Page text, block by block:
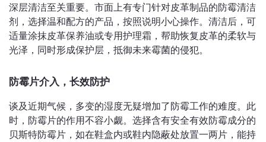
深层清洁至关重要。市面上有专门针对皮革制品的防霉清洁
剂，选择温和配方的产品，按照说明小心操作。清洁后，可
适量涂抹皮革保养油或专用护理霜，帮助恢复皮革的柔软与
光泽，同时形成保护层，抵御未来霉菌的侵犯。
防霉片介入，长效防护
谈及近期气候，多变的湿度无疑增加了防霉工作的难度。此
时，防霉片的作用不容小觑。选择含有安全有效防霉成分的
贝斯特防霉片，如在鞋盒内或鞋内隐蔽处放置一两片，能持